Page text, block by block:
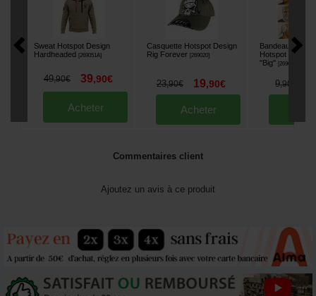
Sweat Hotspot Design
Hardheaded
[269051A]
49,90€ 39,90€
Acheter
Casquette Hotspot Design
Rig Forever [269020]
23,90€ 19,90€
Acheter
Bandeau
Hotspot Design
"Big" [269042
9,90
Commentaires client
Ajoutez un avis à ce produit